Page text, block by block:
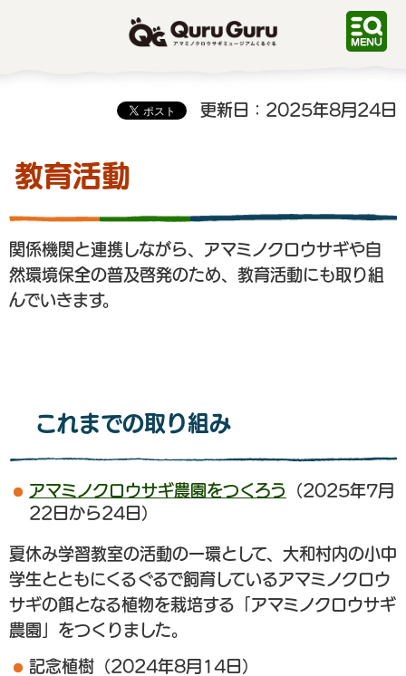
QuruGuru アマミノクロ
ウサギミュージアムくるぐ
る
更新日：2025年8月24日
教育活動
関係機関と連携しながら、アマミノクロウサギや自
然環境保全の普及啓発のため、教育活動にも取り組
んでいきます。
これまでの取り組み
アマミノクロウサギ農園をつくろう
（2025年7月
22日から24日）
夏休み学習教室の活動の一環として、大和村内の小中
学生とともにくるぐるで飼育しているアマミノクロウ
サギの餌となる植物を栽培する「アマミノクロウサギ
農園」をつくりました。
記念植樹（2024年8月14日）